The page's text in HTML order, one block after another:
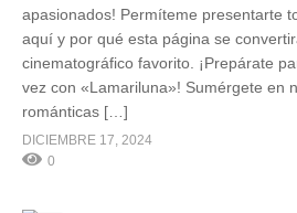
apasionados! Permíteme presentarte
aquí y por qué esta página se
cinematográfico favorito. ¡Prepárate
vez con «Lamariluna»! Sumérgete en
románticas […]
DICIEMBRE 17, 2024
0